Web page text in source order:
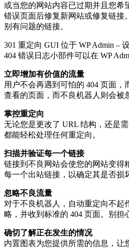
或当您的网站内容已过期并且您希
错误页面后修复新网站或修复链接
别有问题的链接。
301 重定向 GUI 位于 WP Admin –
404 错误日志小部件可以在 WP
立即增加有价值的流量
用户不会再遇到可怕的 404 页面
查看的页面，而不良机器人则会被
掌控重定向
无论您是更改了 URL 结构，还是
都能轻松处理任何重定向。
扫描并验证每一个链接
链接到不良网站会使您的网站变得
每一个出站链接，以确定其是否损
忽略不良流量
对于不良机器人，自动重定向不
略，并收到标准的 404 页面。别担
确切了解正在发生的情况
内置图表为您提供所需的信息，让